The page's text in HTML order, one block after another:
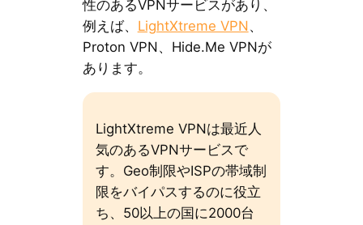
性のあるVPNサービスがあり、
例えば、 LightXtreme VPN、
Proton VPN、Hide.Me VPNが
あります。
LightXtreme VPNは最近人
気のあるVPNサービスで
す。Geo制限やISPの帯域制
限をバイパスするのに役立
ち、50以上の国に2000台